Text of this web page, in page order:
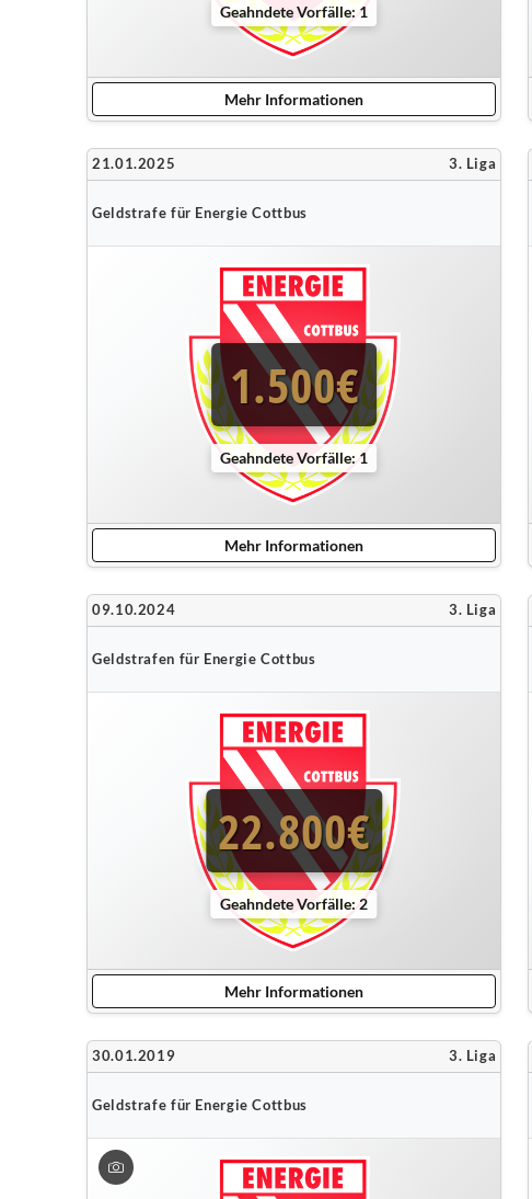
Geahndete Vorfälle: 1
Mehr Informationen
21.01.2025 3. Liga
Geldstrafe für Energie Cottbus
1.500€
Geahndete Vorfälle: 1
Mehr Informationen
09.10.2024 3. Liga
Geldstrafen für Energie Cottbus
22.800€
Geahndete Vorfälle: 2
Mehr Informationen
30.01.2019 3. Liga
Geldstrafe für Energie Cottbus